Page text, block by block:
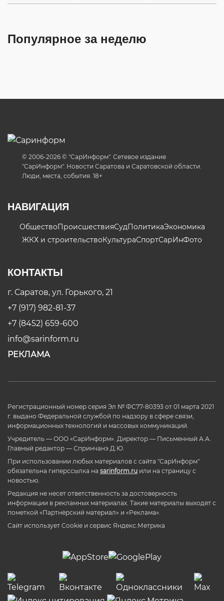
Популярное за неделю
© 2006-2026 © "СарИнформ". Сетевое издание
"СарИнформ". Новости Саратова и Саратовской области.
Люди, места, события. 18+
НАВИГАЦИЯ
ОбществоПроисшествияСудПолитикаЭкономика
ЖКХ и строительствоКультураСпортСарИнФото
КОНТАКТЫ
г. Саратов, ул. Горького, 21
+7 (917) 982-81-37
+7 (8452) 659-600
info@sarinform.ru
РЕКЛАМА
Регистрационный номер серия Эл № ФС77-80393 от 01 марта 2021
г. выдано Федеральной службой по надзору в сфере связи,
информационных технологий и массовых коммуникаций.
Учредитель — ООО «СарИнформ». Директор — Письменный А.А.
Главный редактор — Спринчанэ Д.Ю.
При использовании любых материалов с сайта "СарИнформ"
обязательна гиперссылка на sarinform.ru или на страницу с
новостью.
Редакция не несет ответственность за достоверность
информации в рекламных материалах. Такие материалы выходят с
пометкой «Партнёрский материал» и «Реклама».
Сайт использует Cookie и сервиc Яндекс.Метрика